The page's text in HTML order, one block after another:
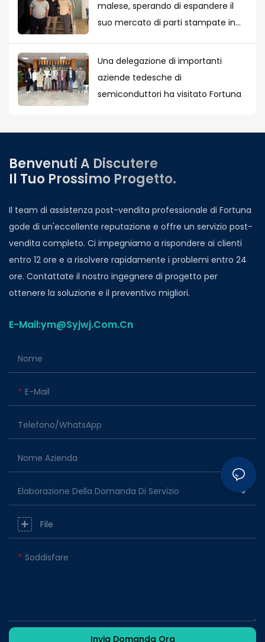
malese, sperando di espandere il
suo mercato di parti stampate in
Una delegazione di importanti
aziende tedesche di
semiconduttori ha visitato Fortuna
Benvenuti A Discutere
Il Tuo Prossimo Progetto.
Il team di assistenza post-vendita professionale di Fortuna
gode di un'eccellente reputazione e offre un servizio post-
vendita completo. Ci impegniamo a rispondere ai clienti
entro 12 ore e a risolvere rapidamente i problemi entro 24
ore. Contattate il nostro ingegnere di progetto per
ottenere la soluzione e il preventivo migliori.
E-Mail:ym@Syjwj.Com.Cn
Nome
E-Mail
Telefono/WhatsApp
Nome Azienda
Elaborazione Della Domanda Di Servizio
File
Soddisfare
Invia Domanda Ora